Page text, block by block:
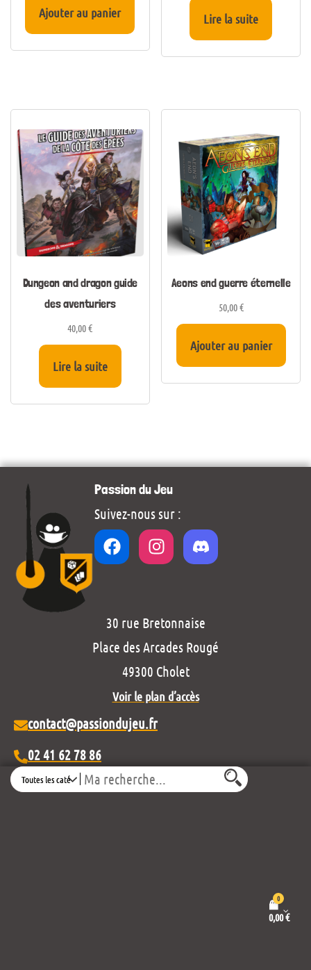
Search
0
0,00€
Ajouter au panier Lire la suite
Dungeon and dragon guide
des aventuriers
40,00€
Lire la suite
Aeons end guerre éternelle
50,00€
Ajouter au panier
Passion du Jeu
Suivez-nous sur :
30 rue Bretonnaise
Place des Arcades Rougé
49300 Cholet
Voir le plan d’accès
contact@passiondujeu.fr
02 41 62 78 86
Ouvert du lundi au samedi